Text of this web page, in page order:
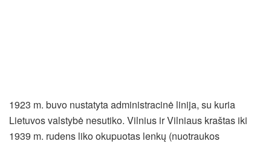
1923 m. buvo nustatyta administracinė linija, su kuria
Lietuvos valstybė nesutiko. Vilnius ir Vilniaus kraštas iki
1939 m. rudens liko okupuotas lenkų (nuotraukos